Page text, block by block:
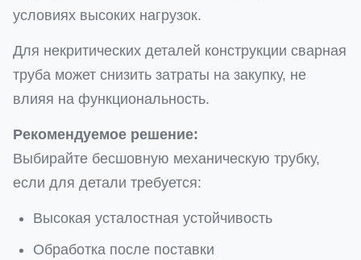
условиях высоких нагрузок.
Для некритических деталей конструкции сварная
труба может снизить затраты на закупку, не
влияя на функциональность.
Рекомендуемое решение:
Выбирайте бесшовную механическую трубку,
если для детали требуется:
Высокая усталостная устойчивость
Обработка после поставки